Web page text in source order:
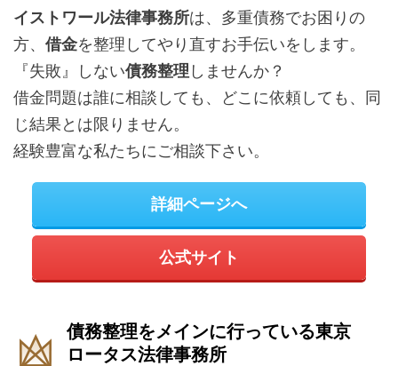
イストワール法律事務所は、多重債務でお困りの
方、 借金を整理してやり直すお手伝いをします。
『失敗』しない債務整理 しませんか？
借金問題は誰に相談しても、どこに依頼しても、同
じ結果とは限りません。
経験豊富な私たちにご相談下さい。
詳細ページへ
公式サイト
債務整理をメインに行っている東京
ロータス法律事務所